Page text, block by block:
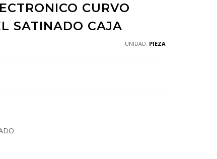
CURVO
SATINADO CAJA
UNIDAD: PIEZA